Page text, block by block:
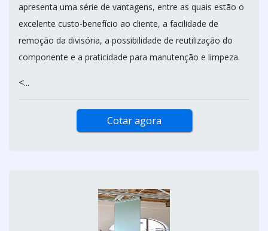
apresenta uma série de vantagens, entre as quais estão o
excelente custo-benefício ao cliente, a facilidade de
remoção da divisória, a possibilidade de reutilização do
componente e a praticidade para manutenção e limpeza.
<...
Cotar agora